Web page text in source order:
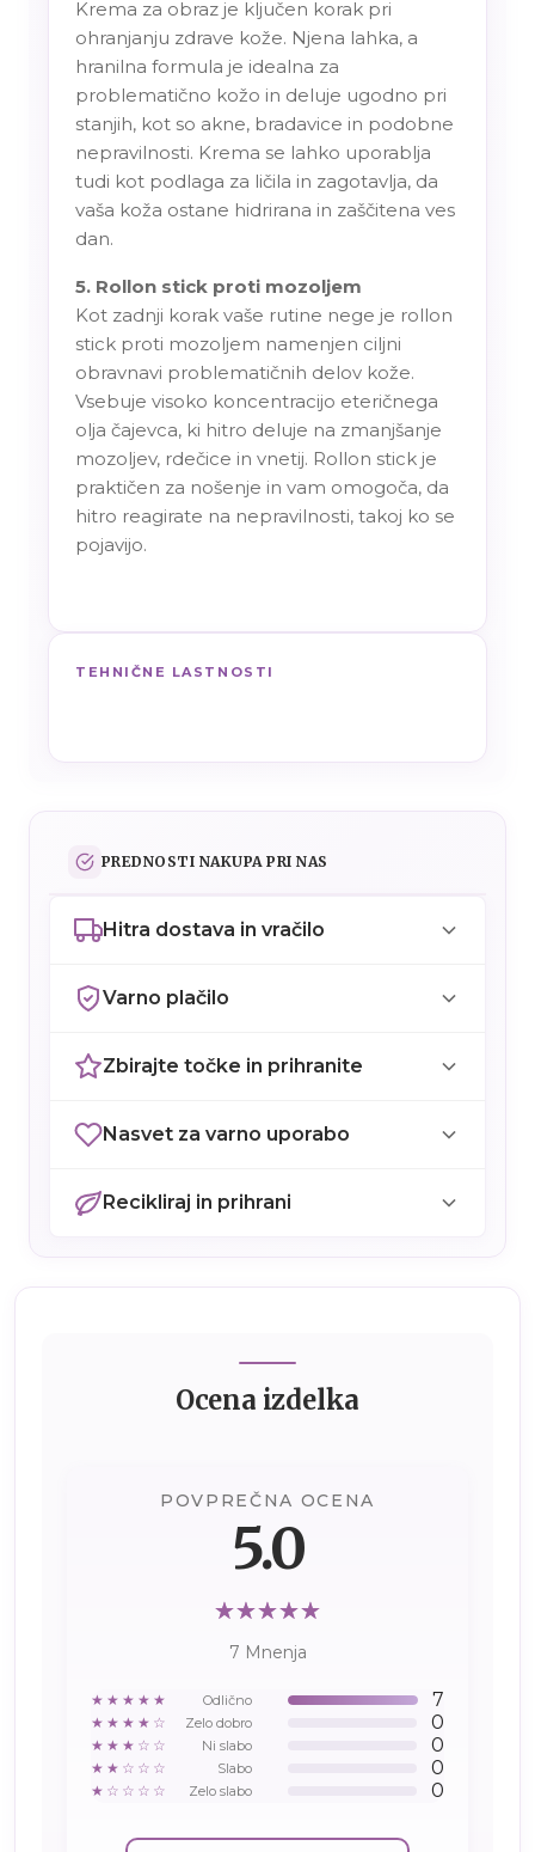
Krema za obraz je ključen korak pri
ohranjanju zdrave kože. Njena lahka, a
hranilna formula je idealna za
problematično kožo in deluje ugodno pri
stanjih, kot so akne, bradavice in podobne
nepravilnosti. Krema se lahko uporablja
tudi kot podlaga za ličila in zagotavlja, da
vaša koža ostane hidrirana in zaščitena ves
dan.
5. Rollon stick proti mozoljem
Kot zadnji korak vaše rutine nege je rollon
stick proti mozoljem namenjen ciljni
obravnavi problematičnih delov kože.
Vsebuje visoko koncentracijo eteričnega
olja čajevca, ki hitro deluje na zmanjšanje
mozoljev, rdečice in vnetij. Rollon stick je
praktičen za nošenje in vam omogoča, da
hitro reagirate na nepravilnosti, takoj ko se
pojavijo.
TEHNIČNE LASTNOSTI
PREDNOSTI NAKUPA PRI NAS
Hitra dostava in vračilo
Varno plačilo
Zbirajte točke in prihranite
Nasvet za varno uporabo
Recikliraj in prihrani
Ocena izdelka
POVPREČNA OCENA
5.0
7 Mnenja
★★★★★ Odlično 7
★★★★☆ Zelo dobro 0
★★★☆☆ Ni slabo 0
★★☆☆☆ Slabo 0
★☆☆☆☆ Zelo slabo 0